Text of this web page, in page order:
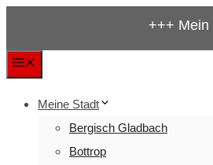
springen
+++ Mein NRW.
Meine Stadt
Bergisch Gladbach
Bottrop